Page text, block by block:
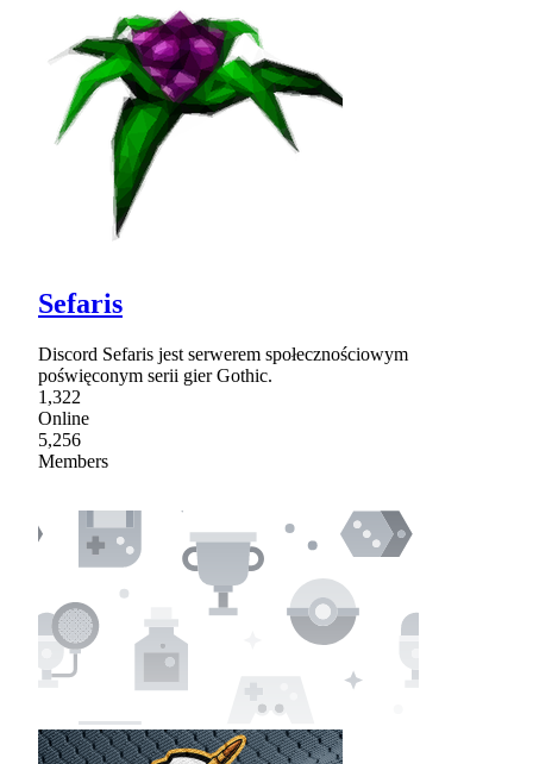
Sefaris
Discord Sefaris jest serwerem społecznościowym
poświęconym serii gier Gothic.
1,322
Online
5,256
Members